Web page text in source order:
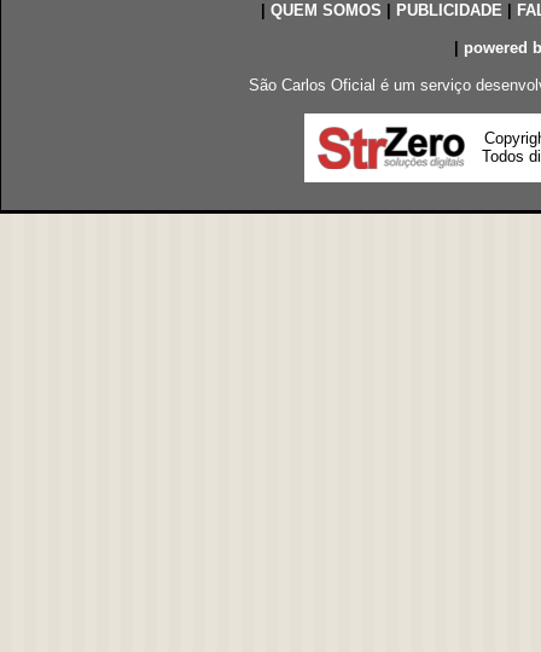
QUEM SOMOS PUBLICIDADE|
powered
São Carlos Oficial é um serviço
Todos